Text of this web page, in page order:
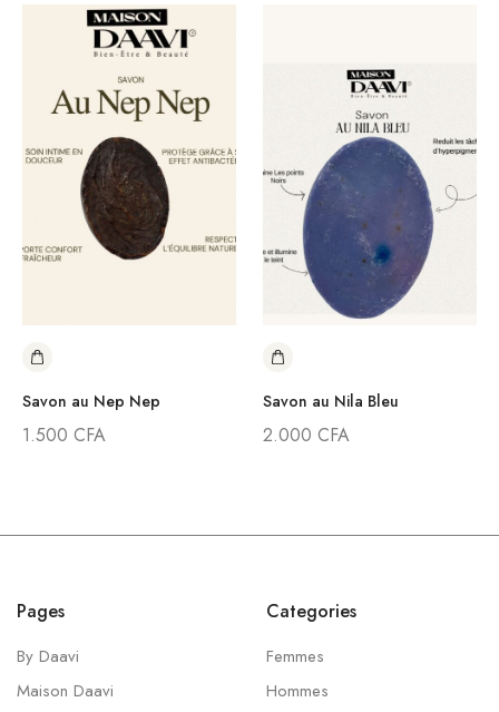
Savon au Nep Nep
1.500 CFA
Savon au Nila Bleu
2.000 CFA
Pages
By Daavi
Maison Daavi
Categories
Femmes
Hommes